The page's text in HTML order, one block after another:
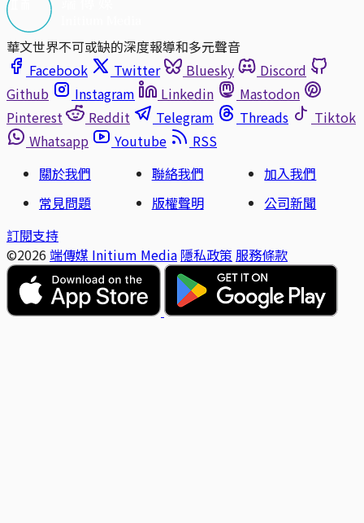
華文世界不可或缺的深度報導和多元聲音
Facebook
Twitter Bluesky
Discord
Github
Instagram Linkedin
Mastodon
Pinterest
Reddit Telegram Threads
Tiktok
Whatsapp
Youtube
RSS
關於我們
聯絡我們
加入我們
常見問題
版權聲明
公司新聞
訂閱支持
©2026 端傳媒 Initium Media 隱私政策 服務條款